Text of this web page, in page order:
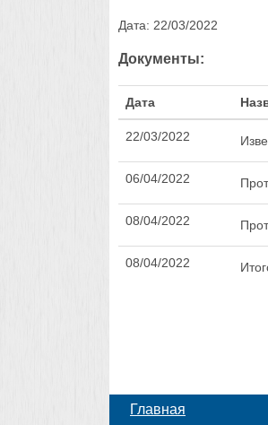
Дата: 22/03/2022
Документы:
Дата
22/03/2022
06/04/2022
08/04/2022
08/04/2022
Главная